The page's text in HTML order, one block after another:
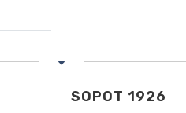
SOPOT 1926